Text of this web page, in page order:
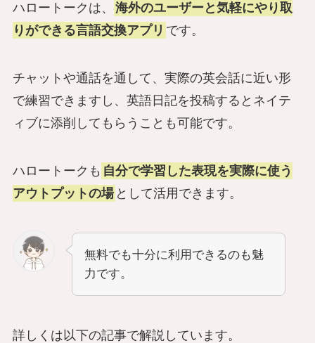
ハロートークは、
海外のユーザーと気軽にやり取
りができる言語交換アプリ です。
チャットや通話を通して、実際の英会話に近い形
で練習できますし、英語日記を投稿するとネイテ
ィブに添削してもらうことも可能です。
ハロートークも 自分で学習した表現を実際に使う
アウトプットの場 として活用できます。
無料でも十分に利用できるのも魅
力です。
詳しくは以下の記事で解説しています。